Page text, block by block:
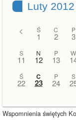
Luty 2012
< Ś
1
C
2
P
3
S
11
N
12
P
13
W
Ś
22
C
23
P
24
S
Wspomnienia świętych